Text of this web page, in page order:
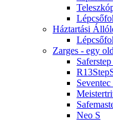
Háztartási
Zarges - egy
Saferstep
Neo S